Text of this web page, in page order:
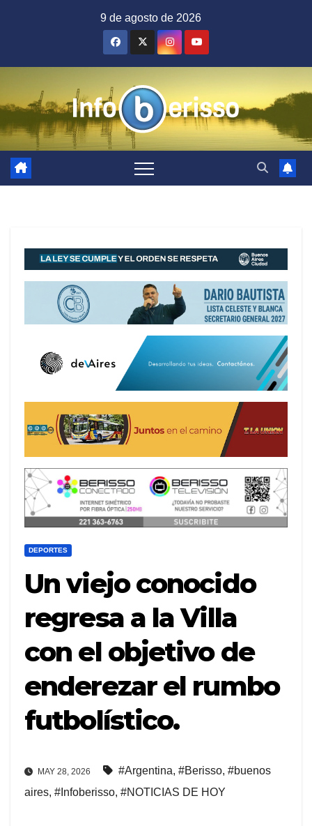
9 de agosto de 2026
DEPORTES
Un viejo conocido
regresa a la Villa
con el objetivo de
enderezar el rumbo
futbolístico.
MAY 28, 2026 #Argentina, #Berisso, #buenos
aires, #Infoberisso, #NOTICIAS DE HOY